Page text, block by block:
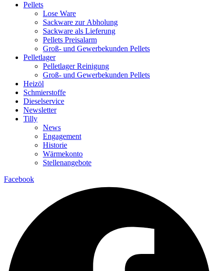
Pellets
Lose Ware
Sackware zur Abholung
Sackware als Lieferung
Pellets Preisalarm
Groß- und Gewerbekunden Pellets
Pelletlager
Pelletlager Reinigung
Groß- und Gewerbekunden Pellets
Heizöl
Schmierstoffe
Dieselservice
Newsletter
Tilly
News
Engagement
Historie
Wärmekonto
Stellenangebote
Facebook